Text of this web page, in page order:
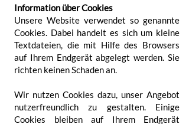
Information über Cookies
Unsere Website verwendet so genannte
Cookies. Dabei handelt es sich um kleine
Text­dateien, die mit Hilfe des Browsers
auf Ihrem Endgerät abgelegt werden. Sie
richten keinen Schaden an.
Wir nutzen Cookies dazu, unser Angebot
nutzer­freundlich zu gestalten. Einige
Cookies bleiben auf Ihrem Endgerät